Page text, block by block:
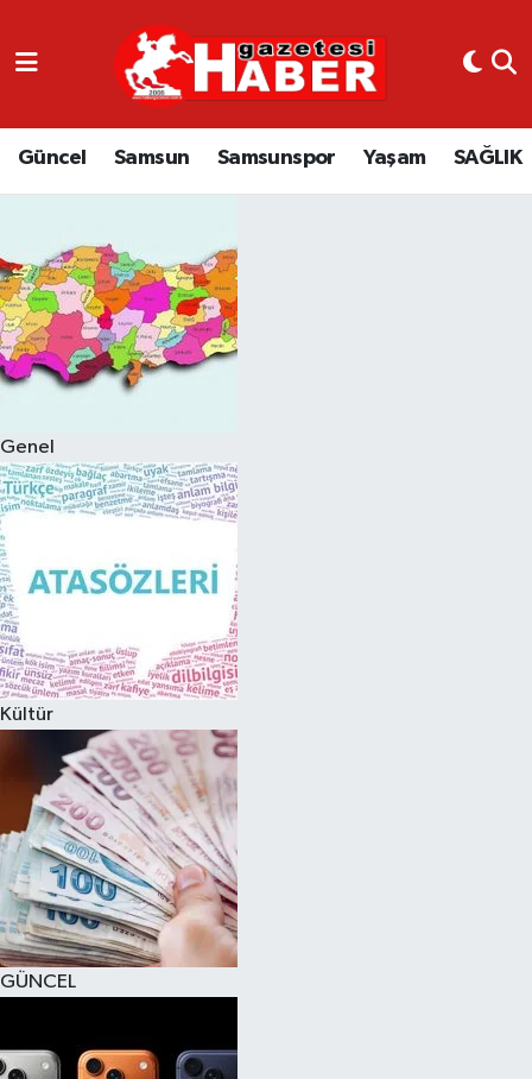
Güncel Samsun Samsunspor Yaşam SAĞLIK
Genel
Kültür
GÜNCEL
GÜNCEL
SAMSUN
EKONOMİ
YAŞAM